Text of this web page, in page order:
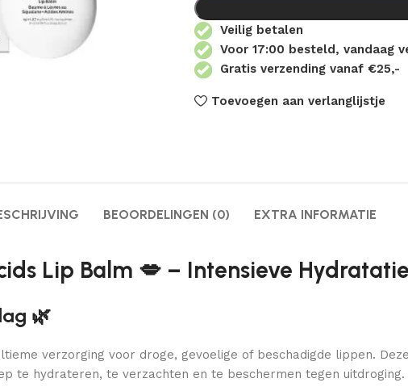
Veilig betalen
Voor 17:00 besteld, vandaag
Gratis verzending vanaf €25,-
Toevoegen aan verlanglijstje
BEOORDELINGEN (0) EXTRA INFORMATIE
Lip Balm 💋 – Intensieve
🌿
verzorging voor droge, gevoelige of beschadigde lippen. Deze
te hydrateren, te verzachten en te beschermen tegen uitdroging.